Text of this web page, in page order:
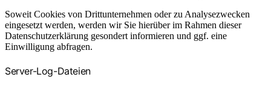
Soweit Cookies von Drittunternehmen oder zu Analysezwecken
eingesetzt werden, werden wir Sie hierüber im Rahmen dieser
Datenschutzerklärung gesondert informieren und ggf. eine
Einwilligung abfragen.
Server-Log-Dateien